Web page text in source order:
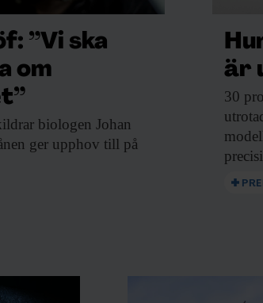
gödsel i stället för konstgödsel
många andra ämnen som
Stefano Mazoni.
både hur viktiga de fosforsnåla
tropiska jordarna är.
”Vi ska
om
biologen Johan
ger upphov till på
är
30